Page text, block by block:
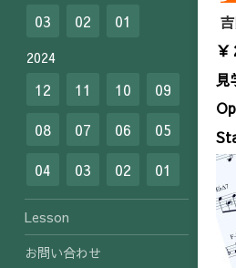
￥
03 02 01
2024
12 11 10
09
08
07 06
05
04
03 02 01
Lesson
お問い合わせ